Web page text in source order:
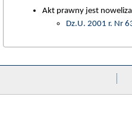
Akt prawny jest
Dz.U. 2001 r. Nr